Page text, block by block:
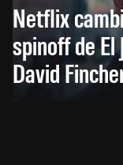
Netflix
spinoff de El
David